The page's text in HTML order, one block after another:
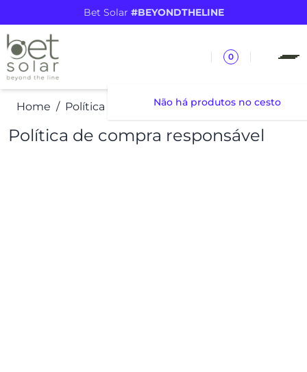
Bet Solar #BEYONDTHELINE
0
Não há produtos no cesto
Home
Política de compra responsável